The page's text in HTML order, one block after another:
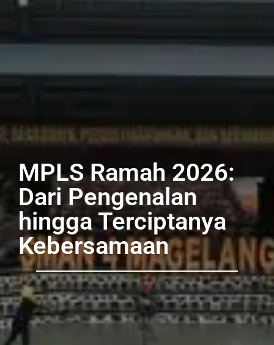
MPLS Ramah 2026:
Dari Pengenalan
hingga Terciptanya
Kebersamaan